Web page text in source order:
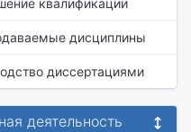
квалификации
дисциплины
диссертациями
деятельность